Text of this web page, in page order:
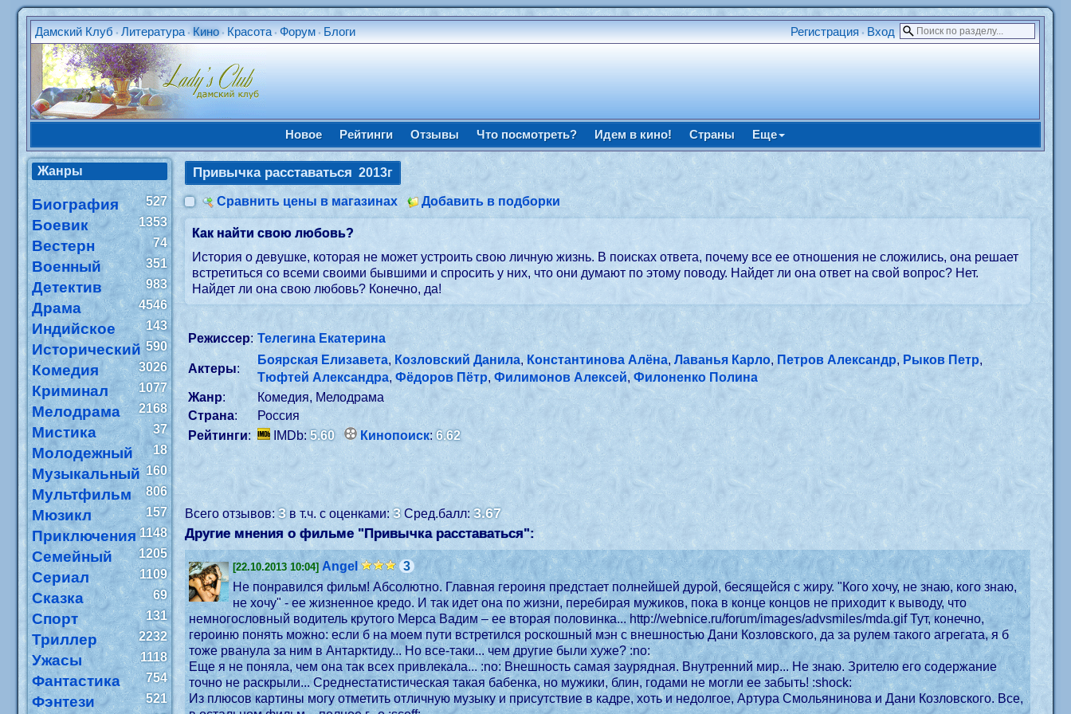
Дамский Клуб •Литература •Кино • Красота •Форум • Блоги Регистрация • Вход
Новое Рейтинги Отзывы Что посмотреть? Идем в кино! Страны Еще
Жанры
Биография 527
Боевик 1353
Вестерн 74
Военный 351
Детектив 983
Драма 4546
Индийское 143
Исторический 590
Комедия 3026
Криминал 1077
Мелодрама 2168
Мистика 37
Молодежный 18
Музыкальный 160
Мультфильм 806
Мюзикл 157
Приключения 1148
Семейный 1205
Сериал 1109
Сказка 69
Спорт 131
Триллер 2232
Ужасы 1118
Фантастика 754
Фэнтези
521
Привычка расставаться 2013г
Сравнить цены в магазинах Добавить в подборки
Как найти свою любовь?
История о девушке, которая не может устроить свою личную жизнь. В поисках ответа, почему все ее отношения не сложились, она решает
встретиться со всеми своими бывшими и спросить у них, что они думают по этому поводу. Найдет ли она ответ на свой вопрос? Нет.
Найдет ли она свою любовь? Конечно, да!
Режиссер: Телегина Екатерина
Актеры:
Боярская Елизавета, Козловский Данила, Константинова Алёна,Лаванья Карло, Петров Александр, Рыков Петр,
Тюфтей Александра,Фёдоров Пётр,Филимонов Алексей,Филоненко Полина
Жанр:
Комедия, Мелодрама
Страна:
Россия
Рейтинги: IMDb:5.60 Кинопоиск:6.62
Всего отзывов:3в т.ч. с оценками:3Сред.балл:3.67
Другие мнения о фильме "Привычка расставаться":
[22.10.2013 10:04] Angel
3
Не понравился фильм! Абсолютно. Главная героиня предстает полнейшей дурой, бесящейся с жиру. "Кого хочу, не знаю, кого знаю,
не хочу" - ее жизненное кредо. И так идет она по жизни, перебирая мужиков, пока в конце концов не приходит к выводу, что
немногословный водитель крутого Мерса Вадим – ее вторая половинка... http://webnice.ru/forum/images/advsmiles/mda.gif Тут, конечно,
героиню понять можно: если б на моем пути встретился роскошный мэн с внешностью Дани Козловского, да за рулем такого агрегата, я б
тоже рванула за ним в Антарктиду... Но все-таки... чем другие были хуже? :no:
Еще я не поняла, чем она так всех привлекала... :no: Внешность самая заурядная. Внутренний мир... Не знаю. Зрителю его содержание
точно не раскрыли... Среднестатистическая такая бабенка, но мужики, блин, годами не могли ее забыть! :shock:
Из плюсов картины могу отметить отличную музыку и присутствие в кадре, хоть и недолгое, Артура Смольянинова и Дани Козловского. Все,